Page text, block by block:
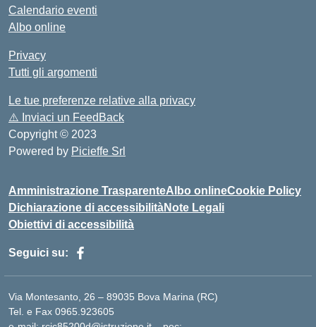
Calendario eventi
Albo online
Privacy
Tutti gli argomenti
Le tue preferenze relative alla privacy
⚠️ Inviaci un FeedBack
Copyright © 2023
Powered by Picieffe Srl
Amministrazione TrasparenteAlbo onlineCookie Policy
Dichiarazione di accessibilitàNote Legali
Obiettivi di accessibilità
Seguici su:
Via Montesanto, 26 – 89035 Bova Marina (RC)
Tel. e Fax 0965.923605